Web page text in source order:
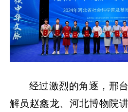
经过激烈的角逐，邢
解员赵鑫龙、河北博物院